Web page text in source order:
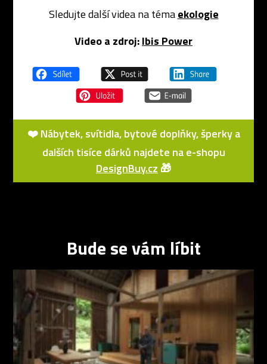
Sledujte další videa na témaekologie
Video a zdroj:Ibis Power
❤️ Nábytek, svítidla, bytové doplňky, šperky a
dalších tisíce dárků najdete na e-shopu
DesignBuy.cz 🎁
Bude se vám líbit